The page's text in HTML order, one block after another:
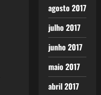
agosto 2017
julho 2017
junho 2017
maio 2017
abril 2017